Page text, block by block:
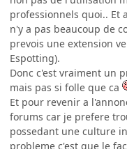
professionnels quoi.. Et
n'y a pas beaucoup de
prevois une extension
Espotting).
Donc c'est vraiment un
mais pas si folle que ca
Et pour revenir a
forums car je prefere
possedant une culture
probleme c'est que le